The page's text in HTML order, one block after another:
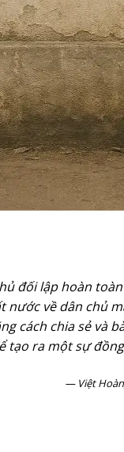
đối lập hoàn
nước về dân chủ
cách chia sẻ và
tạo ra một sự
Việt